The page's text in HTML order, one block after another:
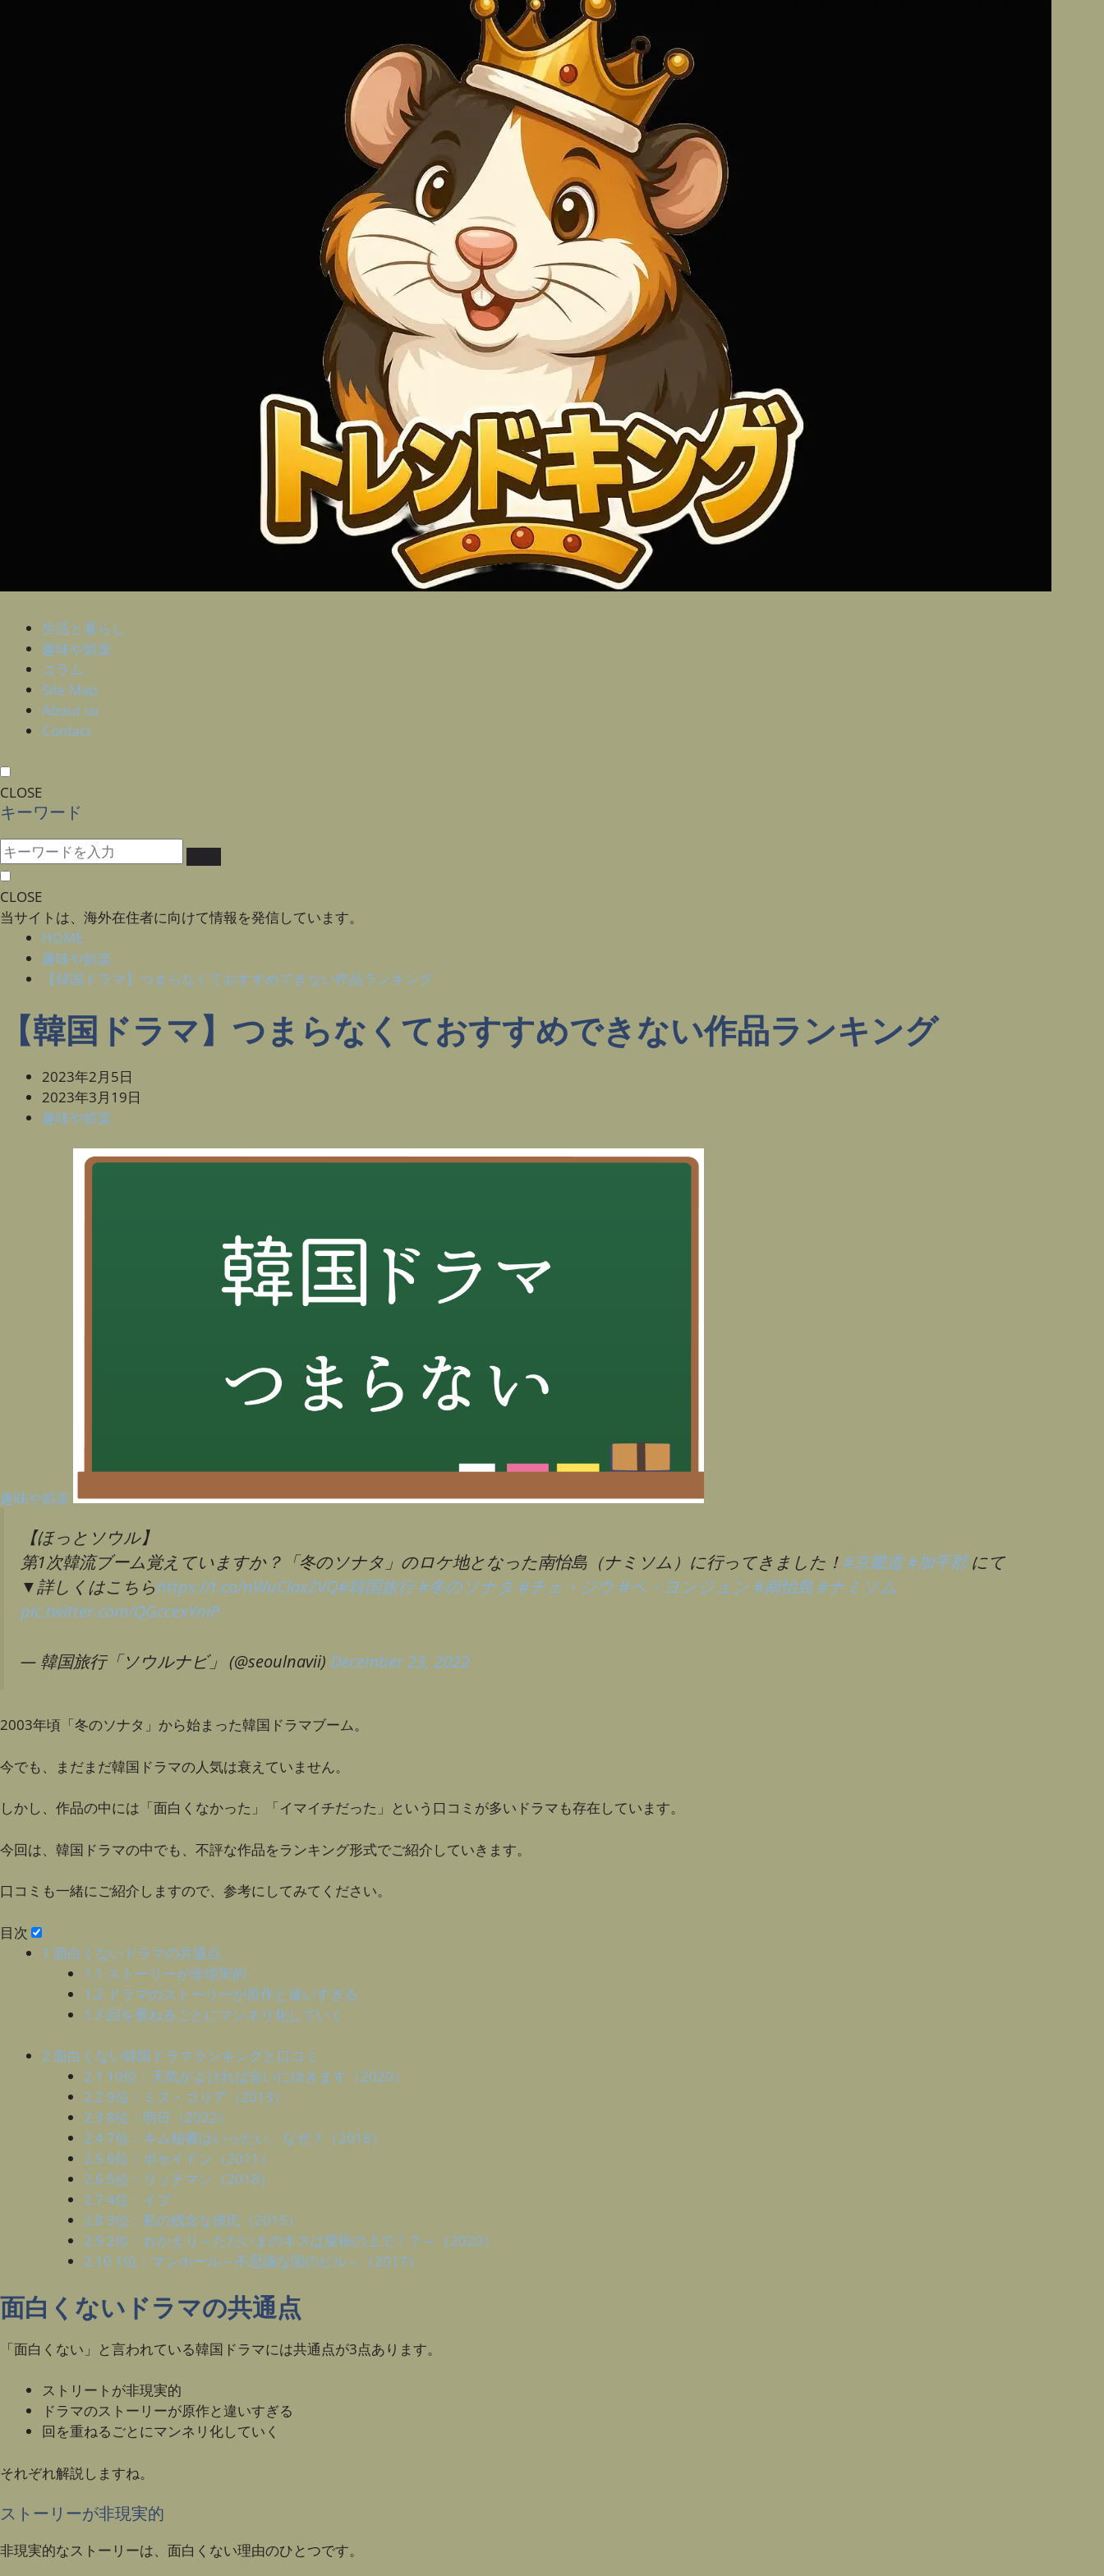
生活と暮らし
趣味や娯楽
コラム
Site Map
About us
Contact
CLOSE
キーワード
CLOSE
当サイトは、海外在住者に向けて情報を発信しています。
HOME
趣味や娯楽
【韓国ドラマ】つまらなくておすすめできない作品ランキング
【韓国ドラマ】つまらなくておすすめできない作品ランキング
2023年2月5日
2023年3月19日
趣味や娯楽
趣味や娯楽
【ほっとソウル】
第1次韓流ブーム覚えていますか？「冬のソナタ」のロケ地となった南怡島（ナミソム）に行ってきました！#京畿道#加平郡にて
▼詳しくはこちらhttps://t.co/nWuClaxZVQ#韓国旅行#冬のソナタ #チェ・ジウ #ペ・ヨンジュン#南怡島#ナミソム
pic.twitter.com/QGccexYniP
— 韓国旅行「ソウルナビ」 (@seoulnavii) December 23, 2022
2003年頃「冬のソナタ」から始まった韓国ドラマブーム。
今でも、まだまだ韓国ドラマの人気は衰えていません。
しかし、作品の中には「面白くなかった」「イマイチだった」という口コミが多いドラマも存在しています。
今回は、韓国ドラマの中でも、不評な作品をランキング形式でご紹介していきます。
口コミも一緒にご紹介しますので、参考にしてみてください。
目次
1 面白くないドラマの共通点
1.1 ストーリーが非現実的
1.2 ドラマのストーリーが原作と違いすぎる
1.3 回を重ねるごとにマンネリ化していく
2 面白くない韓国ドラマランキングと口コミ
2.1 10位：天気がよければ会いにゆきます（2020）
2.2 9位：ミス・コリア（2013）
2.3 8位：明日（2022）
2.4 7位：キム秘書はいったい、なぜ？（2018）
2.5 6位：ポセイドン（2011）
2.6 5位：リッチマン（2018）
2.7 4位：イブ
2.8 3位：私の残念な彼氏（2015）
2.9 2位：おかえり～ただいまのキスは屋根の上で！？～（2020）
2.10 1位：マンホール～不思議な国のビル～（2017）
面白くないドラマの共通点
「面白くない」と言われている韓国ドラマには共通点が3点あります。
ストリートが非現実的
ドラマのストーリーが原作と違いすぎる
回を重ねるごとにマンネリ化していく
それぞれ解説しますね。
ストーリーが非現実的
非現実的なストーリーは、面白くない理由のひとつです。